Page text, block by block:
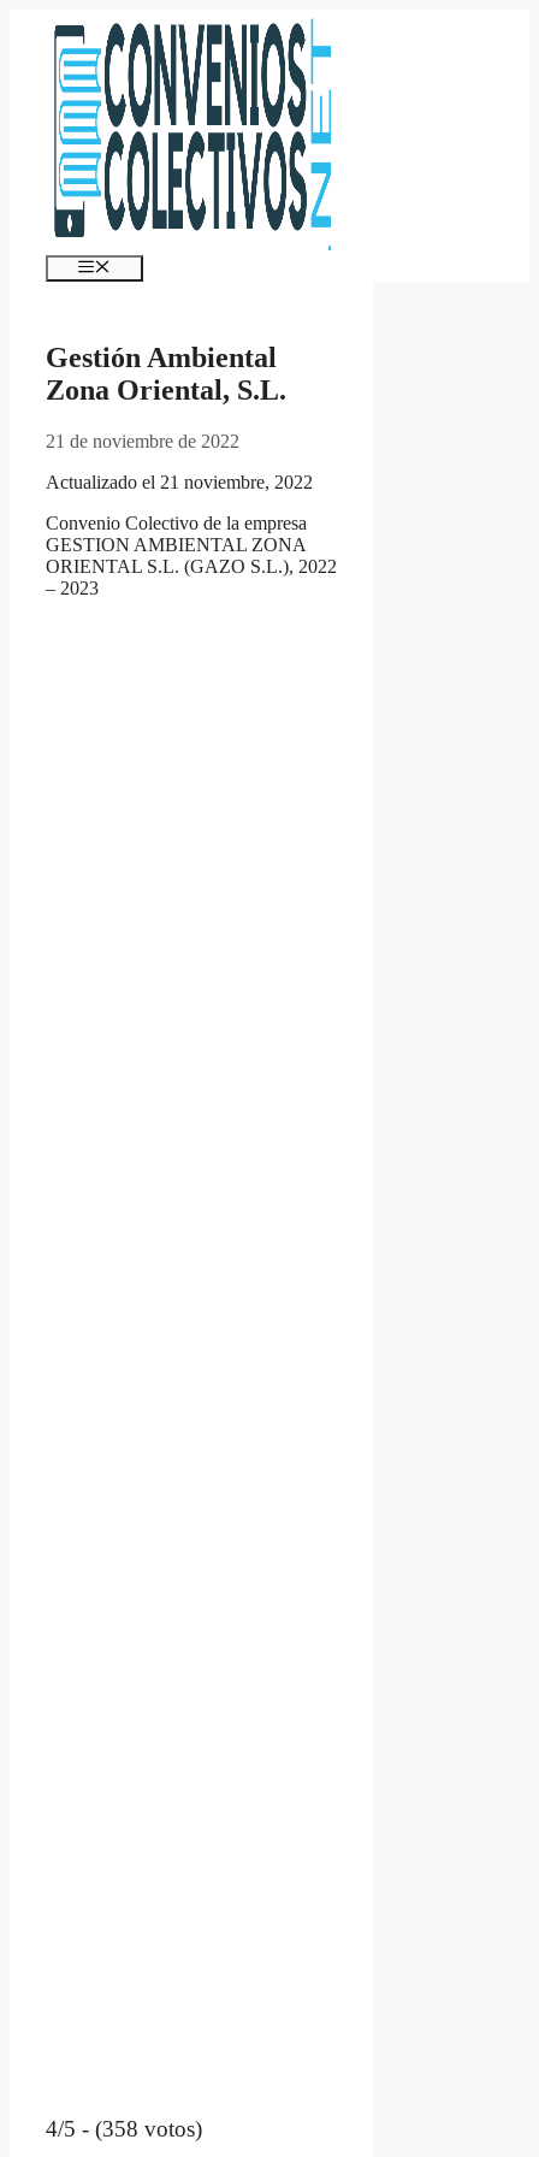
contenido
Menú
Gestión Ambiental
Zona Oriental, S.L.
21 de noviembre de 2022
Actualizado el 21 noviembre, 2022
Convenio Colectivo de la empresa
GESTION AMBIENTAL ZONA
ORIENTAL S.L. (GAZO S.L.), 2022
– 2023
4/5 - (358 votos)